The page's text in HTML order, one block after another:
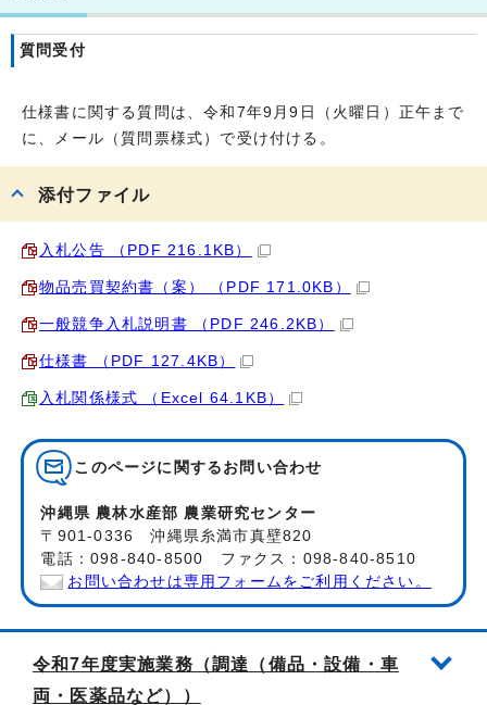
質問受付
仕様書に関する質問は、令和7年9月9日（火曜日）正午まで
に、メール（質問票様式）で受け付ける。
添付ファイル
入札公告 （PDF 216.1KB）
物品売買契約書（案） （PDF 171.0KB）
一般競争入札説明書 （PDF 246.2KB）
仕様書 （PDF 127.4KB）
入札関係様式 （Excel 64.1KB）
このページに関する お問い合わせ
沖縄県 農林水産部 農業研究センター
〒901-0336 沖縄県糸満市真壁820
電話：098-840-8500 ファクス：098-840-8510
お問い合わせは専用フォームをご利用ください。
令和7年度実施業務（調達（備品・設備・車
両・医薬品など））